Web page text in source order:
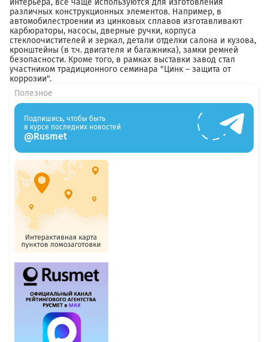
интерьера, все чаще используются для изготовления
различных конструкционных элементов. Например, в
автомобилестроении из цинковых сплавов изготавливают
карбюраторы, насосы, дверные ручки, корпуса
стеклоочистителей и зеркал, детали отделки салона и кузова,
кронштейны (в т.ч. двигателя и багажника), замки ремней
безопасности. Кроме того, в рамках выставки завод стал
участником традиционного семинара "Цинк – защита от
коррозии".
Полезное
Подпишись, чтобы быть
в курсе последних новостей
@Rusmet